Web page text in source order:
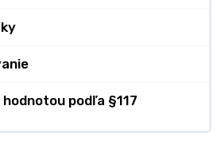
podľa §117